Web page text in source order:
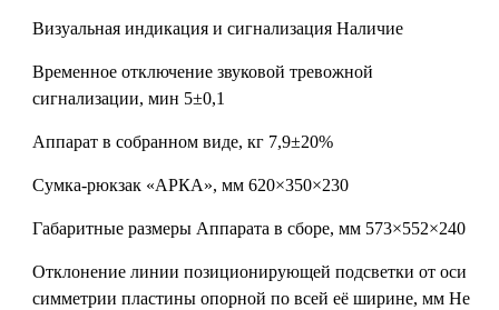
Визуальная индикация и сигнализацияНаличие
Временное отключение звуковой тревожной
сигнализации, мин 5±0,1
Аппарат в собранном виде, кг 7,9±20%
Сумка-рюкзак «АРКА», мм620×350×230
Габаритные размеры Аппарата в сборе, мм 573×552×240
Отклонение линии позиционирующей подсветки от оси
симметрии пластины опорной по всей её ширине, ммНе